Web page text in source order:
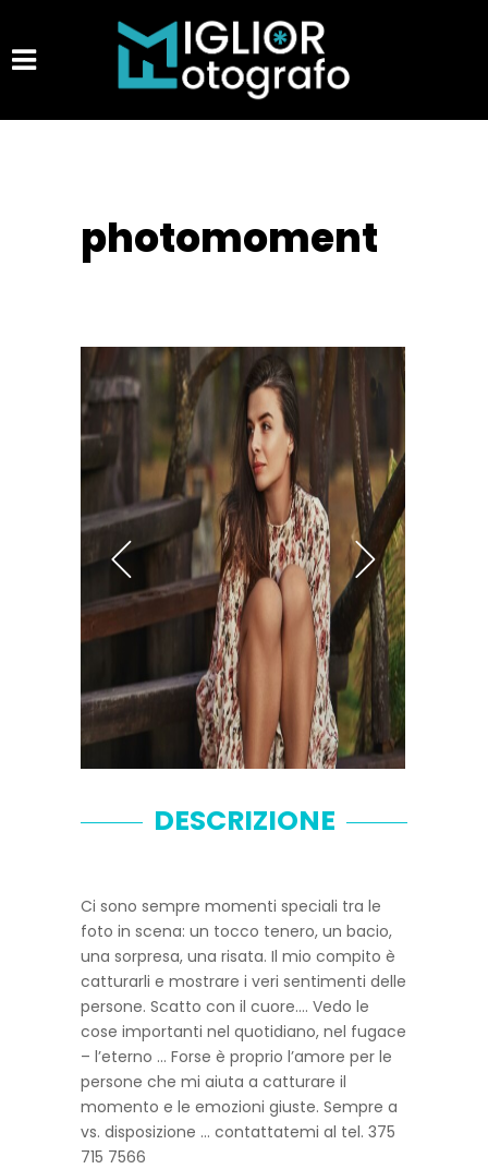
photomoment
DESCRIZIONE
Ci sono sempre momenti speciali tra le
foto in scena: un tocco tenero, un bacio,
una sorpresa, una risata. Il mio compito è
catturarli e mostrare i veri sentimenti delle
persone. Scatto con il cuore…. Vedo le
cose importanti nel quotidiano, nel fugace
– l’eterno … Forse è proprio l’amore per le
persone che mi aiuta a catturare il
momento e le emozioni giuste. Sempre a
vs. disposizione … contattatemi al tel. 375
715 7566